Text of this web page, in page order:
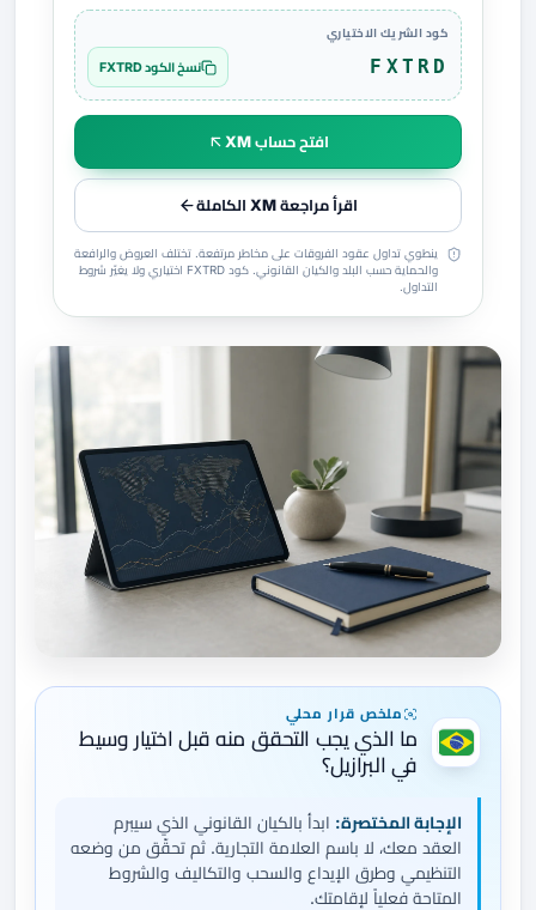
كود الشريك الاختياري
FXTRD نسخ الكود FXTRD
افتح حساب XM
اقرأ مراجعة XM الكاملة
ينطوي تداول عقود الفروقات على مخاطر مرتفعة. تختلف العروض والرافعة
والحماية حسب البلد والكيان القانوني. كود FXTRD اختياري ولا يغيّر شروط
التداول.
ملخص قرار محلي
ما الذي يجب التحقق منه قبل اختيار وسيط
في البرازيل؟
الإجابة المختصرة: ابدأ بالكيان القانوني الذي سيبرم
العقد معك، لا باسم العلامة التجارية. ثم تحقّق من وضعه
التنظيمي وطرق الإيداع والسحب والتكاليف والشروط
المتاحة فعلياً لإقامتك.